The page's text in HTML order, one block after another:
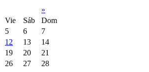
»
Vie Sáb
Dom
5 6
7
12 13
14
19 20
21
26 27
28